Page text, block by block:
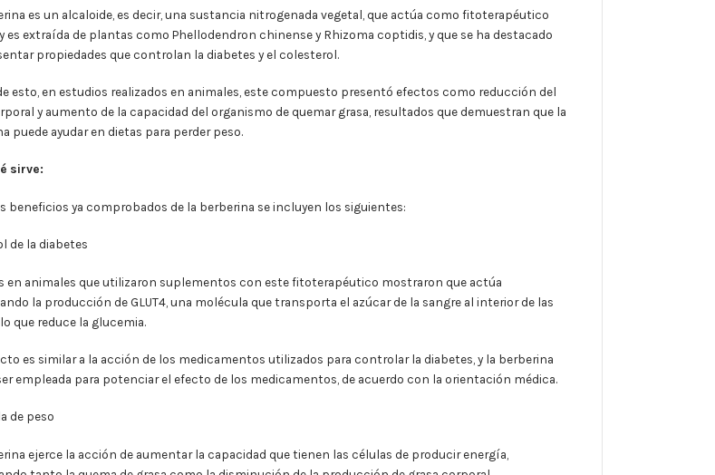
frasco.
cantidad
es un alcaloide, es decir, una sustancia nitrogenada vegetal, que actúa como fitoterapéutico
es extraída de plantas como Phellodendron chinense y Rhizoma coptidis, y que se ha destacado
propiedades que controlan la diabetes y el colesterol.
esto, en estudios realizados en animales, este compuesto presentó efectos como reducción del
y aumento de la capacidad del organismo de quemar grasa, resultados que demuestran que la
puede ayudar en dietas para perder peso.
sirve:
beneficios ya comprobados de la berberina se incluyen los siguientes:
de la diabetes
en animales que utilizaron suplementos con este fitoterapéutico mostraron que actúa
la producción de GLUT4, una molécula que transporta el azúcar de la sangre al interior de las
que reduce la glucemia.
es similar a la acción de los medicamentos utilizados para controlar la diabetes, y la berberina
empleada para potenciar el efecto de los medicamentos, de acuerdo con la orientación médica.
de peso
ejerce la acción de aumentar la capacidad que tienen las células de producir energía,